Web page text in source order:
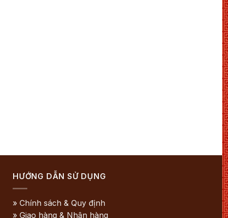
HƯỚNG DẪN SỬ DỤNG
» Chính sách & Quy định
» Giao hàng & Nhận hàng